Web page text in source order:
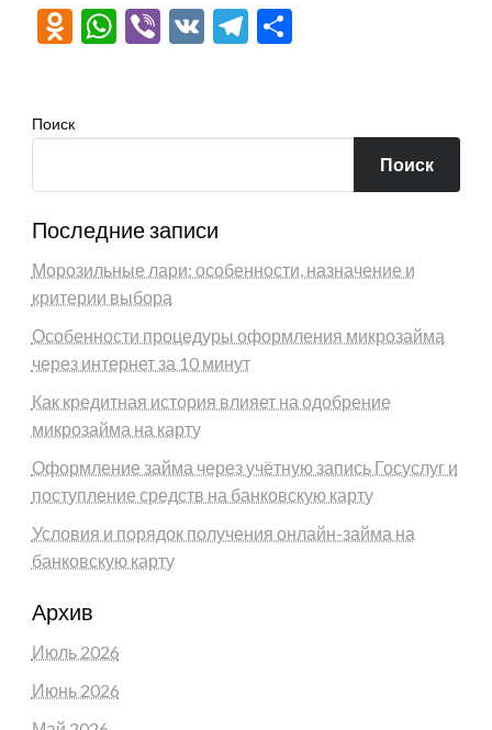
Odnoklassniki
WhatsApp
Viber
VK Telegram
Поиск
Поиск
Последние записи
Морозильные лари: особенности, назначение и
критерии выбора
Особенности процедуры оформления микрозайма
через интернет за 10 минут
Как кредитная история влияет на одобрение
микрозайма на карту
Оформление займа через учётную запись Госуслуг и
поступление средств на банковскую карту
Условия и порядок получения онлайн-займа на
банковскую карту
Архив
Июль 2026
Июнь 2026